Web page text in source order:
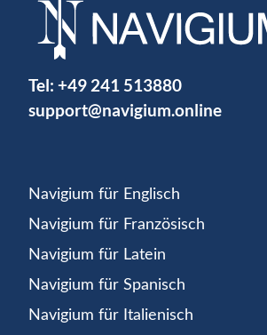
Tel: +49 241 513880
support@navigium.online
Navigium für Englisch
Navigium für Französisch
Navigium für Latein
Navigium für Spanisch
Navigium für Italienisch